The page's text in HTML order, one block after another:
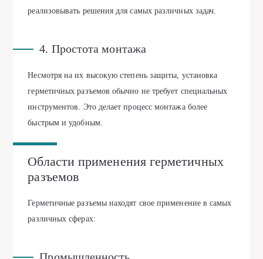
реализовывать решения для самых различных задач.
4. Простота монтажа
Несмотря на их высокую степень защиты, установка
герметичных разъемов обычно не требует специальных
инструментов. Это делает процесс монтажа более
быстрым и удобным.
Области применения герметичных
разъемов
Герметичные разъемы находят свое применение в самых
различных сферах: